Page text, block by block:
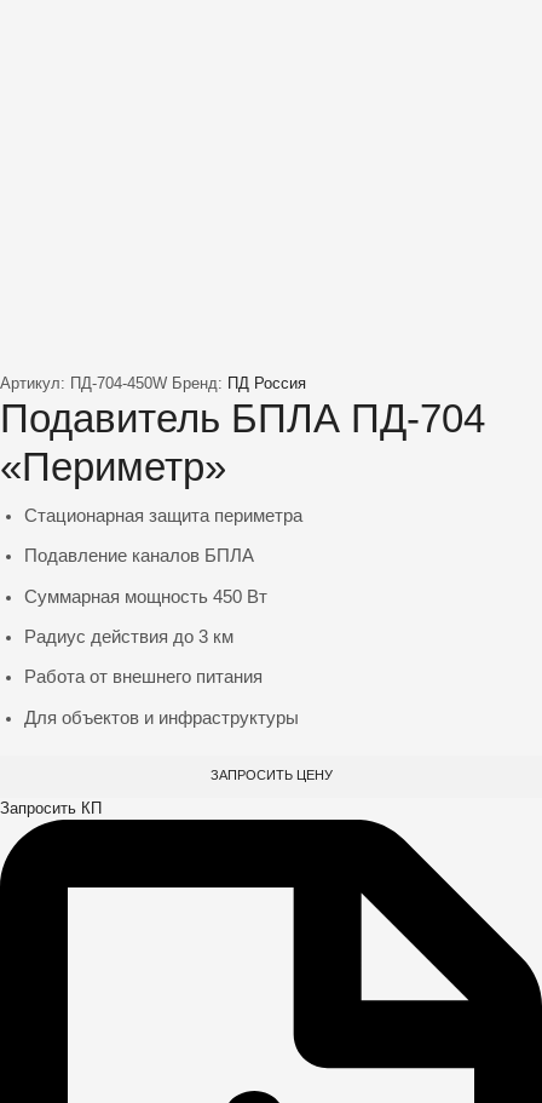
Артикул: ПД-704-450W Бренд: ПД Россия
Подавитель БПЛА ПД-704
«Периметр»
Стационарная защита периметра
Подавление каналов БПЛА
Суммарная мощность 450 Вт
Радиус действия до 3 км
Работа от внешнего питания
Для объектов и инфраструктуры
ЗАПРОСИТЬ ЦЕНУ
Запросить КП